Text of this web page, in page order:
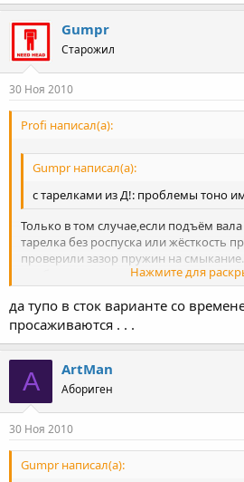
Gumpr
Старожил
30 Ноя 2010
Profi написал(а):
Gumpr написал(а):
с тарелками из Д!: проблемы тоно
Нажмите для
Только в том случае,если подъём
тарелка без роспуска или жёсткость
проверили зазор пружин на
проблем от нежелания всё промерить
Нажмите для
да тупо в сток варианте со
просаживаются . . .
A ArtMan
Абориген
30 Ноя 2010
Gumpr написал(а):